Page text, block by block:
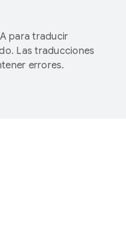
para traducir
Las traducciones
errores.